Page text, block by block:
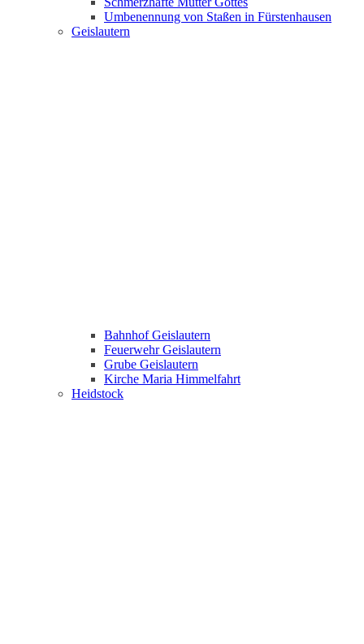
Umbenennung von Staßen in Fürstenhausen
Geislautern
Bahnhof Geislautern
Feuerwehr Geislautern
Grube Geislautern
Kirche Maria Himmelfahrt
Heidstock